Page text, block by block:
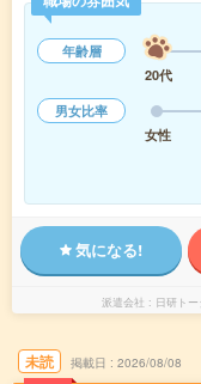
年齢層
20代
男女比率
女性
気になる!
派遣会社 日研ト
未読 掲載日 2026/08/08